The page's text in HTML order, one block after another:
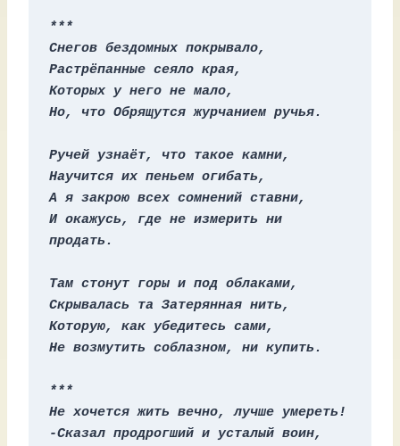
***
Снегов бездомных покрывало,
Растрёпанные сеяло края,
Которых у него не мало,
Но, что Обрящутся журчанием ручья.
Ручей узнаёт, что такое камни,
Научится их пеньем огибать,
А я закрою всех сомнений ставни,
И окажусь, где не измерить ни
продать.
Там стонут горы и под облаками,
Скрывалась та Затерянная нить,
Которую, как убедитесь сами,
Не возмутить соблазном, ни купить.
***
Не хочется жить вечно, лучше умереть!
-Сказал продрогший и усталый воин,